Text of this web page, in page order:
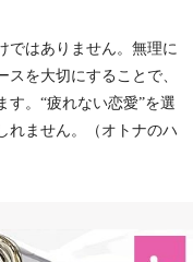
ではありません。無理に
を大切にすることで、
す。“疲れない恋愛”を選
れません。（オトナのハ